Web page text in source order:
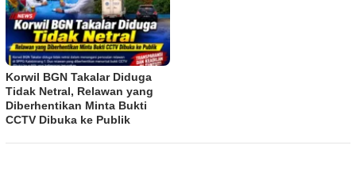
Korwil BGN Takalar Diduga
Tidak Netral, Relawan yang
Diberhentikan Minta Bukti
CCTV Dibuka ke Publik